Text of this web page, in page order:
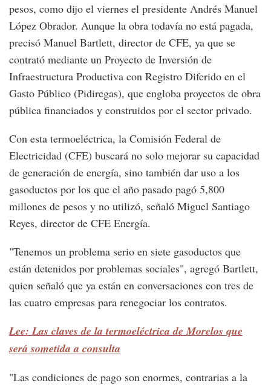
pesos, como dijo el viernes el presidente Andrés Manuel
López Obrador. Aunque la obra todavía no está pagada,
precisó Manuel Bartlett, director de CFE, ya que se
contrató mediante un Proyecto de Inversión de
Infraestructura Productiva con Registro Diferido en el
Gasto Público (Pidiregas), que engloba proyectos de obra
pública financiados y construidos por el sector privado.
Con esta termoeléctrica, la Comisión Federal de
Electricidad (CFE) buscará no solo mejorar su capacidad
de generación de energía, sino también dar uso a los
gasoductos por los que el año pasado pagó 5,800
millones de pesos y no utilizó, señaló Miguel Santiago
Reyes, director de CFE Energía.
"Tenemos un problema serio en siete gasoductos que
están detenidos por problemas sociales", agregó Bartlett,
quien señaló que ya están en conversaciones con tres de
las cuatro empresas para renegociar los contratos.
Lee: Las claves de la termoeléctrica de Morelos que
será sometida a consulta
"Las condiciones de pago son enormes, contrarias a la